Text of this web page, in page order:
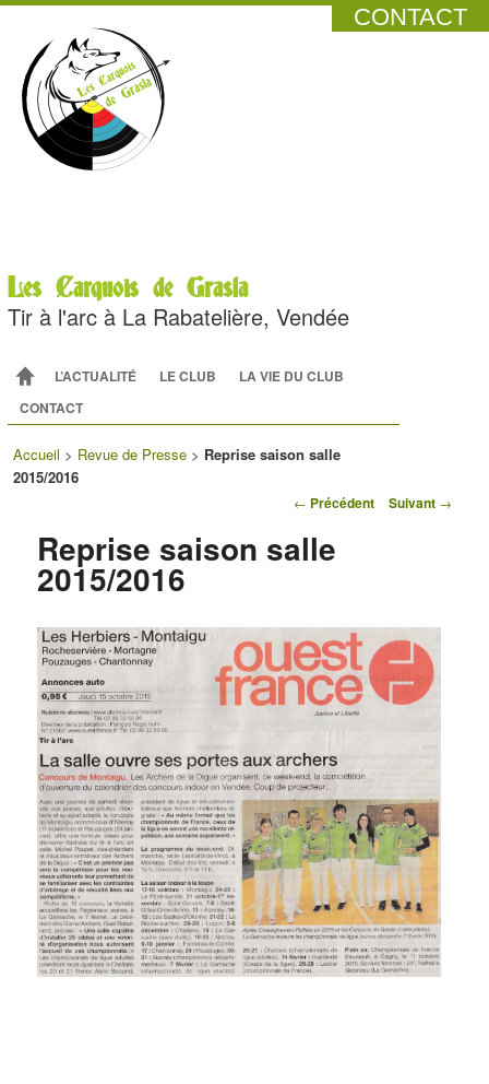
CONTACT
Les Carquois de Grasla
Tir à l'arc à La Rabatelière, Vendée
Menu principal
ALLER AU CONTENU PRINCIPAL
ALLER AU CONTENU SECONDAIRE
L’ACTUALITÉ LE CLUB
LA VIE DU CLUB
CONTACT
Accueil > Revue de Presse> Reprise saison salle
2015/2016
Navigation des articles
← Précédent Suivant →
Reprise saison salle
2015/2016